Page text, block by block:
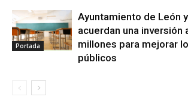
Portada
Ayuntamiento de León
acuerdan una inversión
millones para mejorar
públicos